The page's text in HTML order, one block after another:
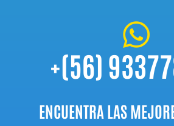

+(56)
ENCUENTRA LAS